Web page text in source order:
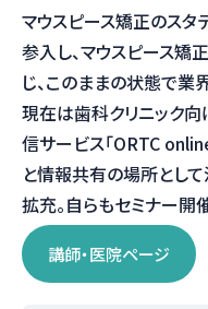
マウスピース矯正のス
参入し、マウスピース
じ、このままの状態で業
現在は歯科クリニック
信サービス「ORTC
と情報共有の場所とし
拡充。自らもセミナー開
講師・医院ページ